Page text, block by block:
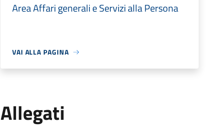
Area Affari generali e Servizi alla Persona
VAI ALLA PAGINA
Allegati